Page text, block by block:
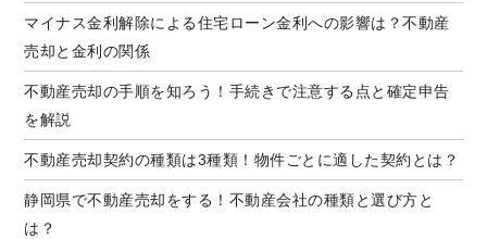
マイナス金利解除による住宅ローン金利への影響は？不動産
売却と金利の関係
不動産売却の手順を知ろう！手続きで注意する点と確定申告
を解説
不動産売却契約の種類は3種類！物件ごとに適した契約とは？
静岡県で不動産売却をする！不動産会社の種類と選び方と
は？